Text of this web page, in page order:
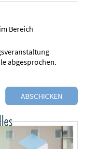
Bereich
abgesprochen.